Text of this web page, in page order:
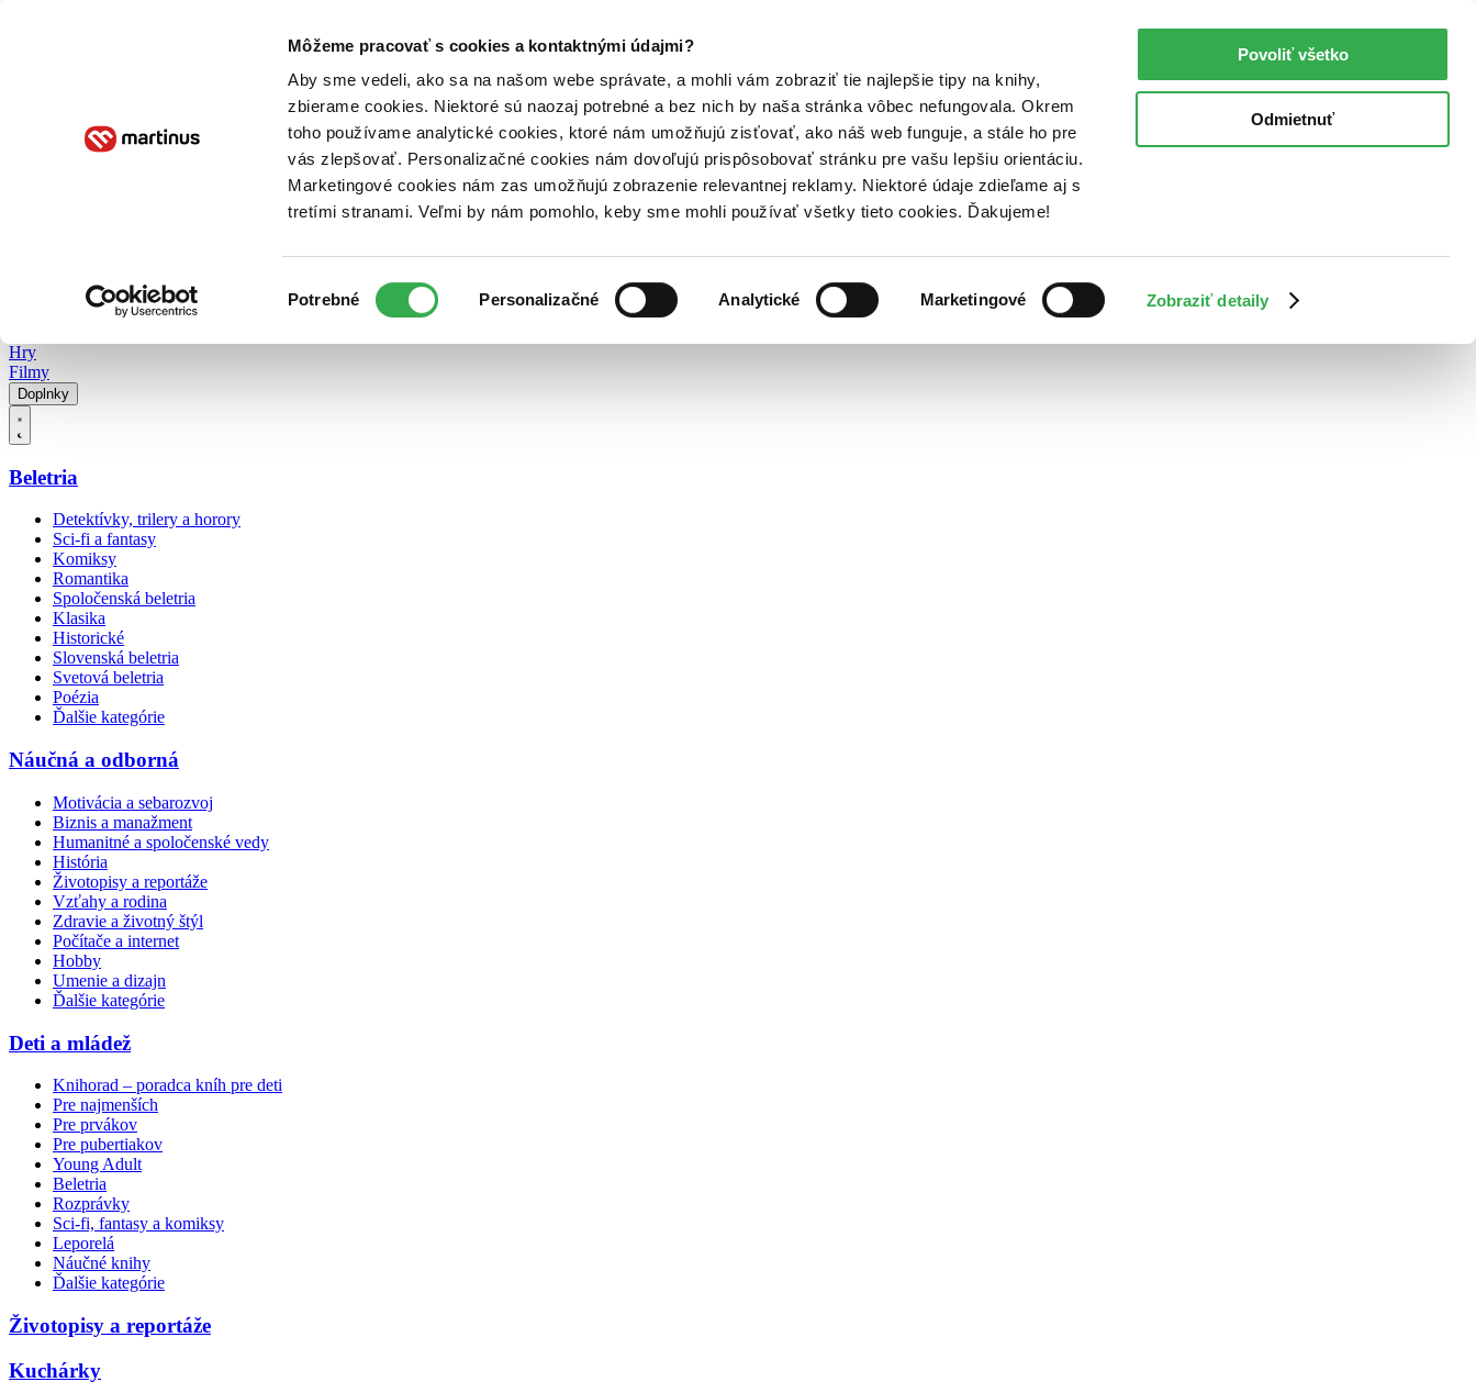
Môžeme pracovať s cookies a kontaktnými údajmi?
Aby sme vedeli, ako sa na našom webe správate, a mohli vám zobraziť tie najlepšie tipy na knihy,
zbierame cookies. Niektoré sú naozaj potrebné a bez nich by naša stránka vôbec nefungovala. Okrem
toho používame analytické cookies, ktoré nám umožňujú zisťovať, ako náš web funguje, a stále ho pre
vás zlepšovať. Personalizačné cookies nám dovoľujú prispôsobovať stránku pre vašu lepšiu orientáciu.
Marketingové cookies nám zas umožňujú zobrazenie relevantnej reklamy. Niektoré údaje zdieľame aj s
tretími stranami. Veľmi by nám pomohlo, keby sme mohli používať všetky tieto cookies. Ďakujeme!
súhlasu
Potrebné Personalizačné Analytické Marketingové Zobraziť detaily
Povoliť všetko
Odmietnuť
Poukážky Kontakt
Hry
Filmy
Doplnky
Beletria
Detektívky, trilery a horory
Sci-fi a fantasy
Komiksy
Romantika
Spoločenská beletria
Klasika
Historické
Slovenská beletria
Svetová beletria
Poézia
Ďalšie kategórie
Náučná a odborná
Motivácia a sebarozvoj
Biznis a manažment
Humanitné a spoločenské vedy
História
Životopisy a reportáže
Vzťahy a rodina
Zdravie a životný štýl
Počítače a internet
Hobby
Umenie a dizajn
Ďalšie kategórie
Deti a mládež
Knihorad – poradca kníh pre deti
Pre najmenších
Pre prvákov
Pre pubertiakov
Young Adult
Beletria
Rozprávky
Sci-fi, fantasy a komiksy
Leporelá
Náučné knihy
Ďalšie kategórie
Životopisy a reportáže
Kuchárky